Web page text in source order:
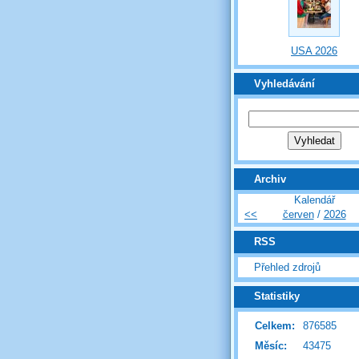
USA 2026
Vyhledávání
Archiv
Kalendář
<<
červen/ 2026
RSS
Přehled zdrojů
Statistiky
Celkem:
876585
Měsíc:
43475